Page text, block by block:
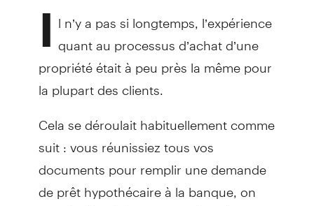
I l n’y a pas si longtemps, l’expérience
quant au processus d’achat d’une
propriété était à peu près la même pour
la plupart des clients.
Cela se déroulait habituellement comme
suit : vous réunissiez tous vos
documents pour remplir une demande
de prêt hypothécaire à la banque, on